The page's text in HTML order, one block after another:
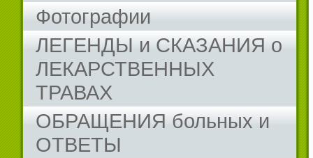
Фотографии
ЛЕГЕНДЫ и СКАЗАНИЯ о
ЛЕКАРСТВЕННЫХ
ТРАВАХ
ОБРАЩЕНИЯ больных и
ОТВЕТЫ